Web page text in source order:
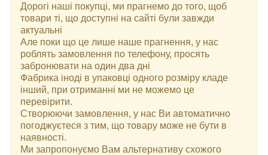
Дорогі наші покупці, ми прагнемо до того, щоб
товари ті, що доступні на сайті були завжди
актуальні
Але поки що це лише наше прагнення, у нас
роблять замовлення по телефону, просять
забронювати на один два дні
Фабрика іноді в упаковці одного розміру кладе
інший, при отриманні ми не можемо це
перевірити.
Створюючи замовлення, у нас Ви автоматично
погоджуєтеся з тим, що товару може не бути в
наявності.
Ми запропонуємо Вам альтернативу схожого